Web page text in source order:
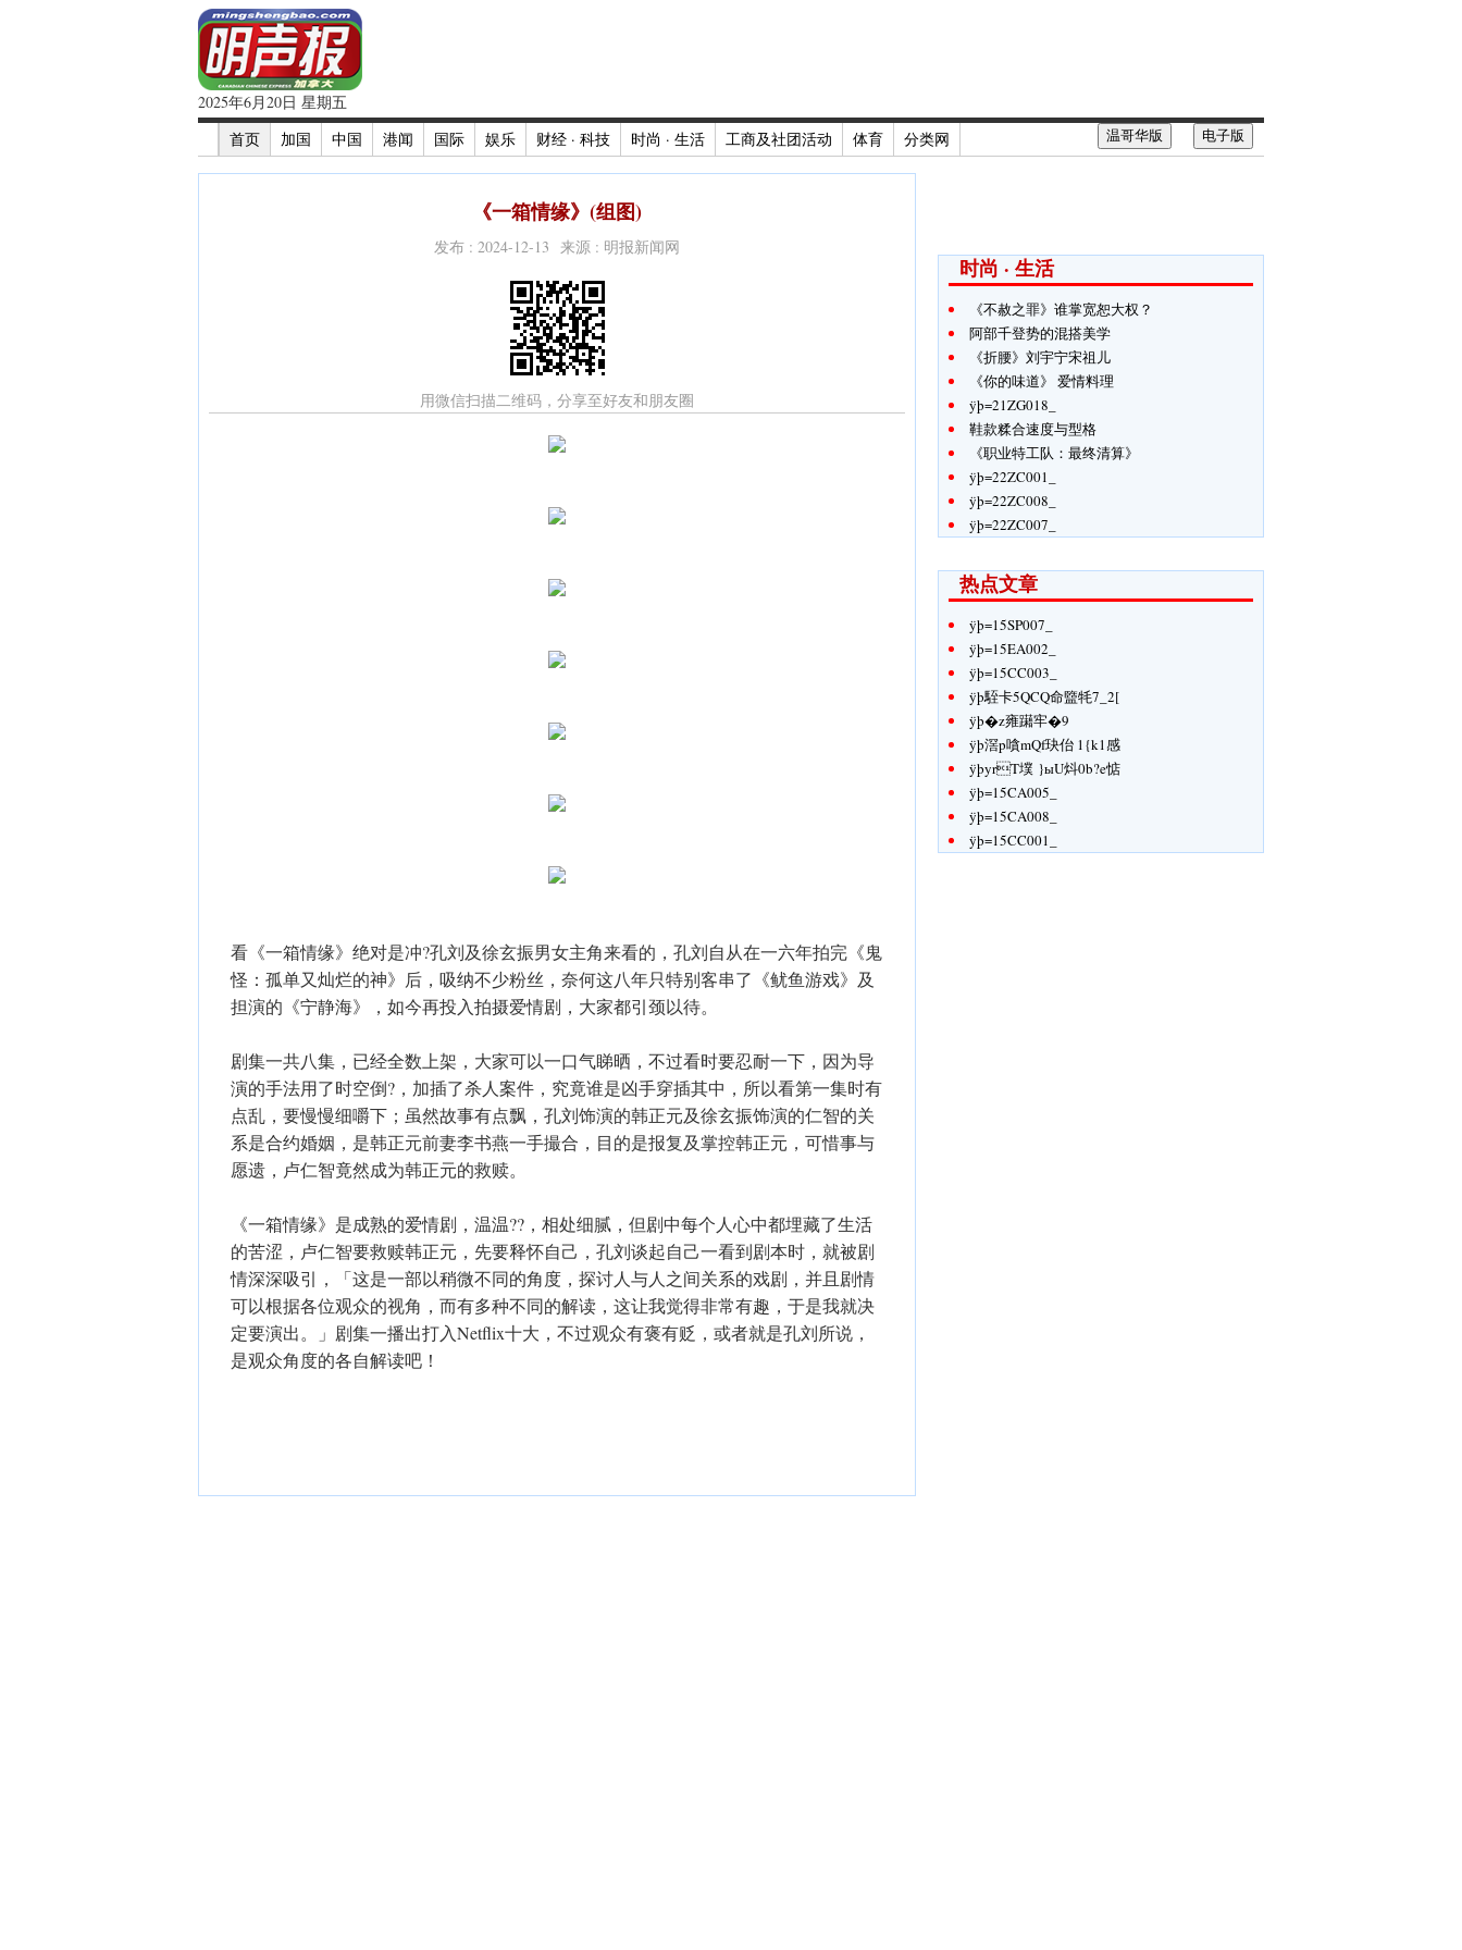
2025年6月20日 星期五
首页
加国 中国 港闻 国际 娱乐 财经 · 科技 时尚 · 生活 工商及社团活动 体育 分类网 电子版
温哥华版
《一箱情缘》(组图)
发布 : 2024-12-13 来源 : 明报新闻网
用微信扫描二维码，分享至好友和朋友圈
看《一箱情缘》绝对是冲?孔刘及徐玄振男女主角来看的，孔刘自从在一六年拍完《鬼
怪：孤单又灿烂的神》后，吸纳不少粉丝，奈何这八年只特别客串了《鱿鱼游戏》及
担演的《宁静海》，如今再投入拍摄爱情剧，大家都引颈以待。
剧集一共八集，已经全数上架，大家可以一口气睇晒，不过看时要忍耐一下，因为导
演的手法用了时空倒?，加插了杀人案件，究竟谁是凶手穿插其中，所以看第一集时有
点乱，要慢慢细嚼下；虽然故事有点飘，孔刘饰演的韩正元及徐玄振饰演的仁智的关
系是合约婚姻，是韩正元前妻李书燕一手撮合，目的是报复及掌控韩正元，可惜事与
愿遗，卢仁智竟然成为韩正元的救赎。
《一箱情缘》是成熟的爱情剧，温温??，相处细腻，但剧中每个人心中都埋藏了生活
的苦涩，卢仁智要救赎韩正元，先要释怀自己，孔刘谈起自己一看到剧本时，就被剧
情深深吸引，「这是一部以稍微不同的角度，探讨人与人之间关系的戏剧，并且剧情
可以根据各位观众的视角，而有多种不同的解读，这让我觉得非常有趣，于是我就决
定要演出。」剧集一播出打入Netflix十大，不过观众有褒有贬，或者就是孔刘所说，
是观众角度的各自解读吧！
时尚 · 生活
《不赦之罪》谁掌宽恕大权？
阿部千登势的混搭美学
《折腰》刘宇宁宋祖儿
《你的味道》 爱情料理
ÿþ=21ZG018_
鞋款糅合速度与型格
《职业特工队：最终清算》
ÿþ=22ZC001_
ÿþ=22ZC008_
ÿþ=22ZC007_
热点文章
ÿþ=15SP007_
ÿþ=15EA002_
ÿþ=15CC003_
ÿþ駤卡5QCQ命盬牦7_2[
ÿþ�z雍躤牢�9
ÿþ滘p嗿mQf玦佁 1{k1感
ÿþyrT墣 }ыU炓0b?e惦
ÿþ=15CA005_
ÿþ=15CA008_
ÿþ=15CC001_